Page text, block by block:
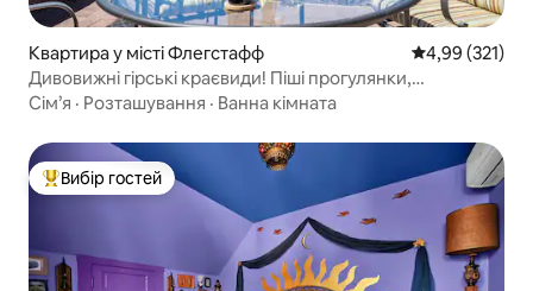
Квартира у місті Флегстафф Середня
4,99 (321)
Дивовижні гірські краєвиди! Піші прогулянки,
спостереження за зірками, вогнище
Сім’я · Розташування · Ванна кімната
Топ вибір гостей
Вибір гостей